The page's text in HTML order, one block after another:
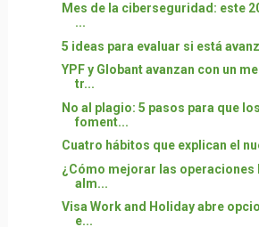
Mes de la ciberseguridad: este
...
5 ideas para evaluar si está
YPF y Globant avanzan con un
tr...
No al plagio: 5 pasos para que
foment...
Cuatro hábitos que explican el
¿Cómo mejorar las
alm...
Visa Work and Holiday abre
e...